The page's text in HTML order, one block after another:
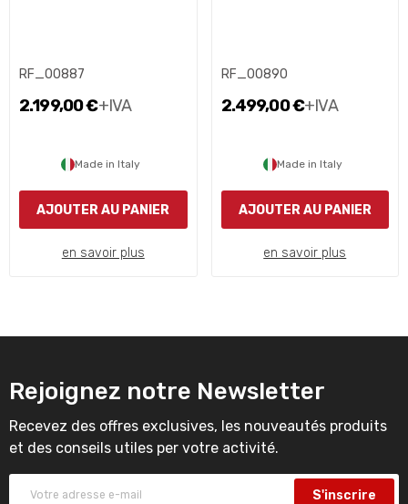
RF_00887
2.199,00 €+IVA
Made in Italy
AJOUTER AU PANIER
en savoir plus
RF_00890
2.499,00 €+IVA
Made in Italy
AJOUTER AU PANIER
en savoir plus
Rejoignez notre Newsletter
Recevez des offres exclusives, les nouveautés produits
et des conseils utiles per votre activité.
S'inscrire